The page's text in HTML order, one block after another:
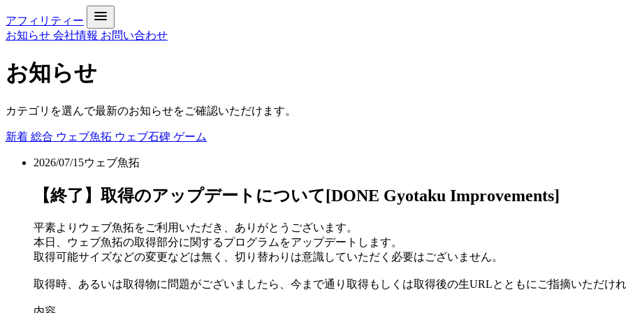
アフィリティー
お知らせ 会社情報 お問い合わせ
お知らせ
カテゴリを選んで最新のお知らせをご確認いただけます。
新着 総合 ウェブ魚拓 ウェブ石碑 ゲーム
2026/07/15ウェブ魚拓
【終了】取得のアップデートについて[DONE Gyotaku Improvements]
平素よりウェブ魚拓をご利用いただき、ありがとうございます。
本日、ウェブ魚拓の取得部分に関するプログラムをアップデートします。
取得可能サイズなどの変更などは無く、切り替わりは意識していただく必要はございません。
取得時、あるいは取得物に問題がございましたら、今まで通り取得もしくは取得後の生URLとともにご指摘いただけれ